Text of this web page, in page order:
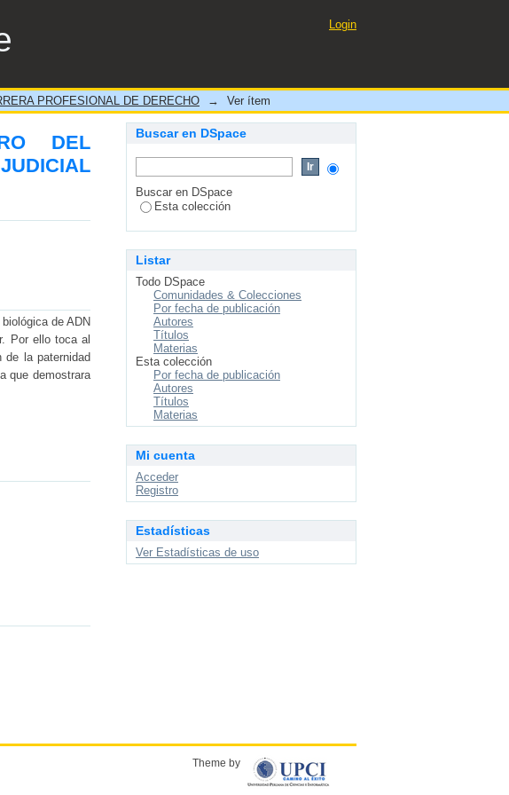
DOCUMENTADO EN EL
Login
PROFESIONAL DE DERECHO → Ver ítem
DEL
de ADN
Por ello toca al
de la paternidad
que demostrara
Buscar en DSpace
Buscar en DSpace
Esta colección
Listar
Todo DSpace
Comunidades & Colecciones
Por fecha de publicación
Autores
Títulos
Materias
Esta colección
Por fecha de publicación
Autores
Títulos
Materias
Mi cuenta
Acceder
Registro
Estadísticas
Ver Estadísticas de uso
Theme by